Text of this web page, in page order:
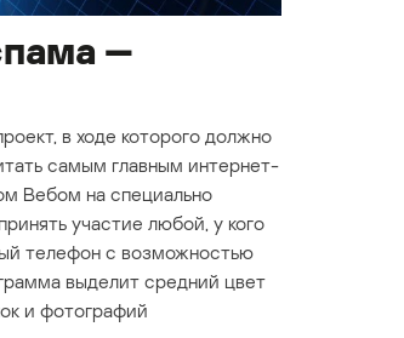
—
в ходе которого должно
самым главным интернет-
Вебом на специально
участие любой, у кого
телефон с возможностью
выделит средний цвет
и фотографий